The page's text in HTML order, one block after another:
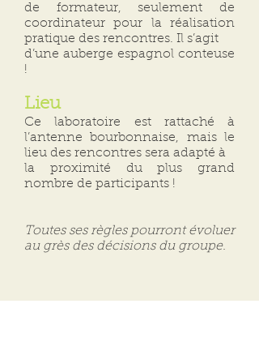
de formateur, seulement de
coordinateur pour la réalisation
pratique des rencontres. Il s’agit
d’une auberge espagnol conteuse
!
Lieu
Ce laboratoire est rattaché à
l’antenne bourbonnaise, mais le
lieu des rencontres sera adapté à
la proximité du plus grand
nombre de participants !
Toutes ses règles pourront évoluer
au grès des décisions du groupe.